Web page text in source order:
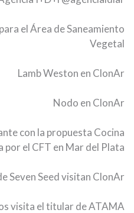
el Área de Saneamiento
Vegetal
Lamb Weston en ClonAr
Nodo en ClonAr
con la propuesta Cocina
el CFT en Mar del Plata
Seven Seed visitan ClonAr
visita el titular de ATAMA